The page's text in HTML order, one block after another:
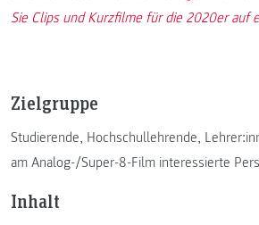
Sie Clips und Kurzfilme für die 2020er auf
Zielgruppe
Studierende, Hochschullehrende,
am Analog-/Super-8-Film interessierte
Inhalt